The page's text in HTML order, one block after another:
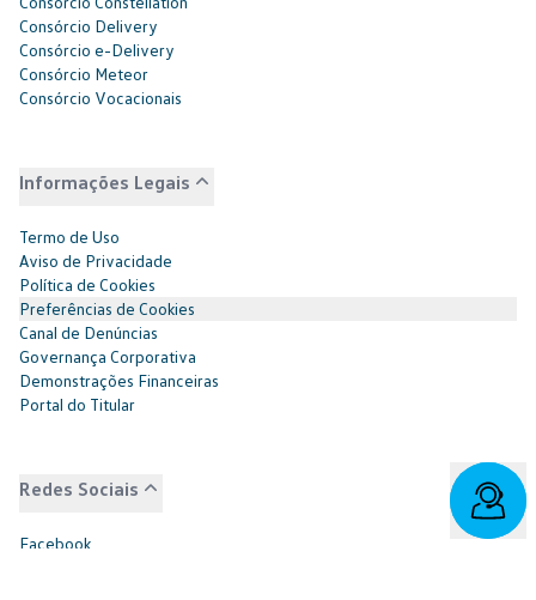
Consórcio Delivery
Consórcio e-Delivery
Consórcio Meteor
Consórcio Vocacionais
Informações Legais
Termo de Uso
Aviso de Privacidade
Política de Cookies
Preferências de Cookies
Canal de Denúncias
Governança Corporativa
Demonstrações Financeiras
Portal do Titular
Redes Sociais
Facebook